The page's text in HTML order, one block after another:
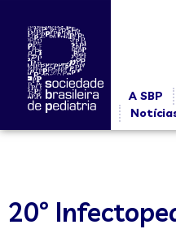
A SBP
20º